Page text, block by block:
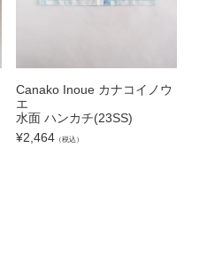
Canako Inoue カナコイノウ
エ
水面 ハンカチ(23SS)
¥2,464 （税込）